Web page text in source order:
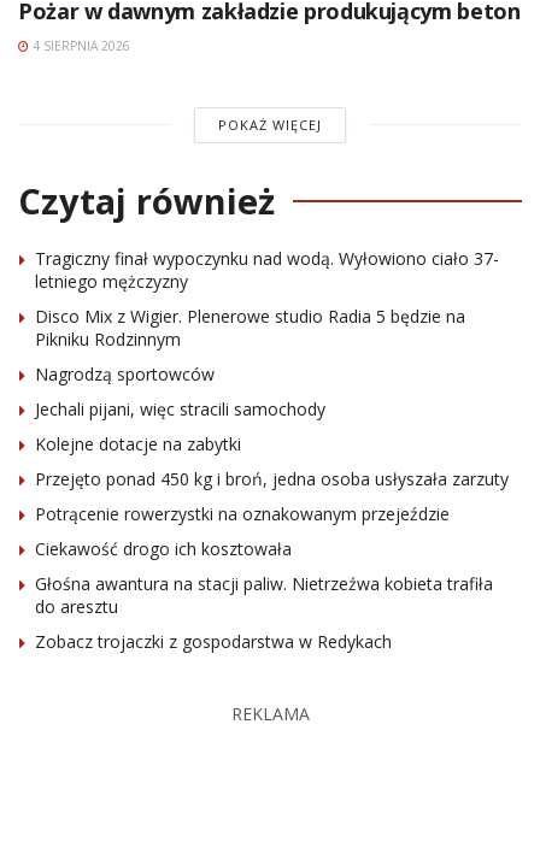
Pożar w dawnym zakładzie produkującym beton
4 SIERPNIA 2026
POKAŻ WIĘCEJ
Czytaj również
Tragiczny finał wypoczynku nad wodą. Wyłowiono ciało 37-
letniego mężczyzny
Disco Mix z Wigier. Plenerowe studio Radia 5 będzie na
Pikniku Rodzinnym
Nagrodzą sportowców
Jechali pijani, więc stracili samochody
Kolejne dotacje na zabytki
Przejęto ponad 450 kg i broń, jedna osoba usłyszała zarzuty
Potrącenie rowerzystki na oznakowanym przejeździe
Ciekawość drogo ich kosztowała
Głośna awantura na stacji paliw. Nietrzeźwa kobieta trafiła
do aresztu
Zobacz trojaczki z gospodarstwa w Redykach
REKLAMA